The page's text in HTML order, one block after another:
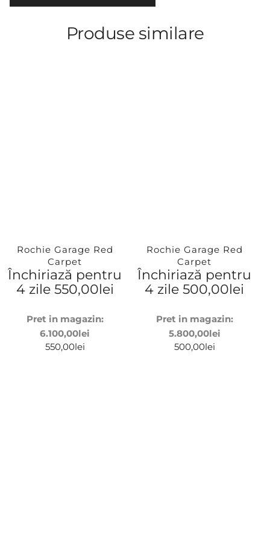
Produse similare
Rochie Garage Red
Carpet
Închiriază pentru
4 zile 550,00lei
Pret in magazin:
6.100,00lei
550,00lei
Rochie Garage Red
Carpet
Închiriază pentru
4 zile500,00lei
Pret in magazin:
5.800,00lei
500,00lei